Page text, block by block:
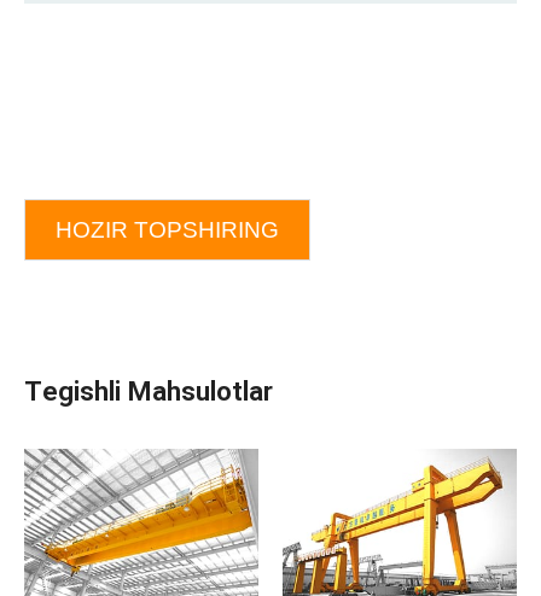
HOZIR TOPSHIRING
Tegishli Mahsulotlar